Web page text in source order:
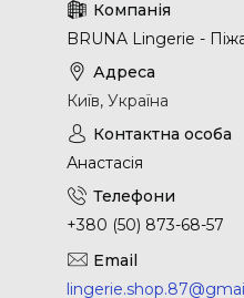
BRUNA Lingerie -
Київ, Україна
Анастасія
+380 (50) 873-68-57